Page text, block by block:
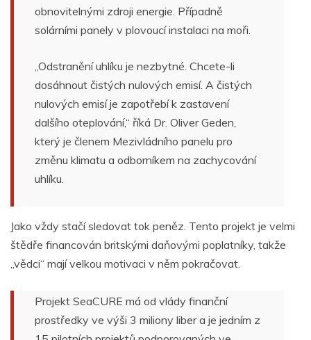
obnovitelnými zdroji energie. Případně
solárními panely v plovoucí instalaci na moři.
„Odstranění uhlíku je nezbytné. Chcete-li
dosáhnout čistých nulových emisí. A čistých
nulových emisí je zapotřebí k zastavení
dalšího oteplování,“ říká Dr. Oliver Geden,
který je členem Mezivládního panelu pro
změnu klimatu a odborníkem na zachycování
uhlíku.
Jako vždy stačí sledovat tok peněz. Tento projekt je velmi
štědře financován britskými daňovými poplatníky, takže
„vědci“ mají velkou motivaci v něm pokračovat.
Projekt SeaCURE má od vlády finanční
prostředky ve výši 3 miliony liber a je jedním z